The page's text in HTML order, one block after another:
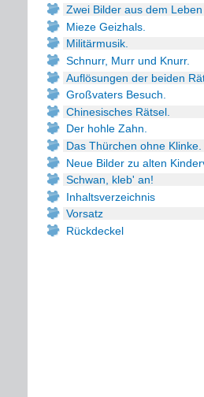
Zwei Bilder aus dem
Mieze Geizhals.
Militärmusik.
Schnurr, Murr und Knurr.
Auflösungen der beiden
Großvaters Besuch.
Chinesisches Rätsel.
Der hohle Zahn.
Das Thürchen ohne Klinke.
Neue Bilder zu alten
Schwan, kleb' an!
Inhaltsverzeichnis
Vorsatz
Rückdeckel